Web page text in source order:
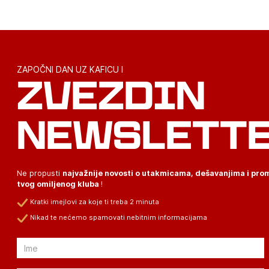
ZAPOČNI DAN UZ KAFICU I
ZVEZDIN
Ne propusti najvažnije novosti o utakmicama, dešavanjima i
tvog omiljenog kluba !
Kratki imejlovi za koje ti treba 2 minuta
Nikad te nećemo spamovati nebitnim informacijama
Email